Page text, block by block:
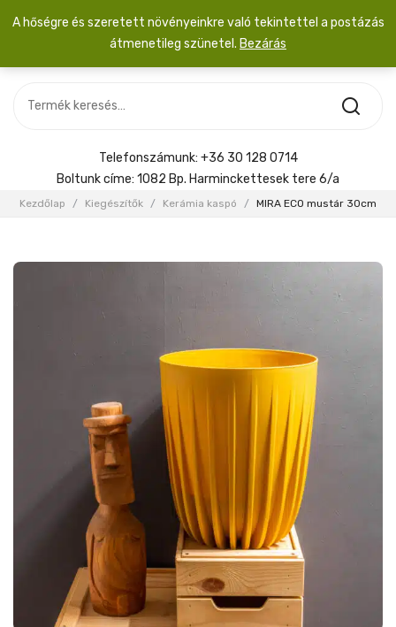
SZOBANÖVÉNY
KIEGÉSZÍTŐK
Menyasszonyi csokor
Telefonszámunk: +36 30 128 0714
Boltunk címe: 1082 Bp. Harminckettesek tere 6/a
Kezdőlap / Kiegészítők / Kerámia kaspó / MIRA ECO mustár 30cm
A hőségre és szeretett növényeinkre való tekintettel a postázás
átmenetileg szünetel. Bezárás